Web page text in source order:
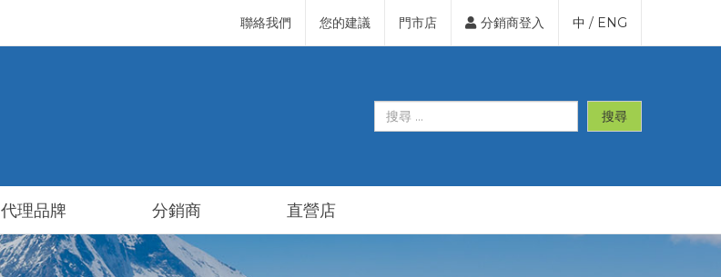
聯絡我們 您的建議 門市店 分銷商登入 中 / ENG
搜尋
代理品牌 分銷商 直營店